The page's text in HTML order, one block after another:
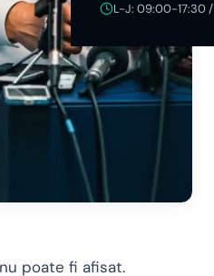
L-J: 09:00-17:30
poate fi afisat.